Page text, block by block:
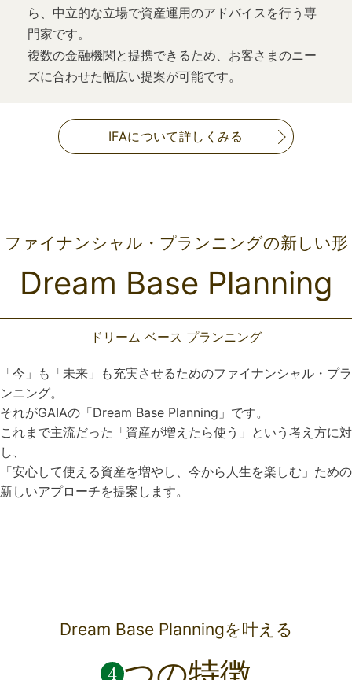
ら、中立的な立場で資産運用のアドバイスを行う専
門家です。
複数の金融機関と提携できるため、お客さまのニー
ズに合わせた幅広い提案が可能です。
IFAについて詳しくみる
ファイナンシャル・プランニングの新しい形
Dream Base Planning
ドリーム ベース プランニング
「今」も「未来」も充実させるためのファイナンシャル・プラ
ンニング。
それがGAIAの「Dream Base Planning」です。
これまで主流だった「資産が増えたら使う」という考え方に対
し、
「安心して使える資産を増やし、今から人生を楽しむ」ための
新しいアプローチを提案します。
Dream Base Planningを叶える
4